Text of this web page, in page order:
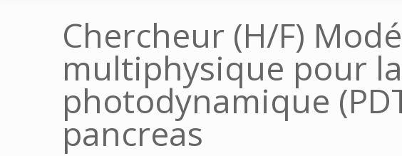
Chercheur (H/F)
multiphysique pour
photodynamique
pancreas